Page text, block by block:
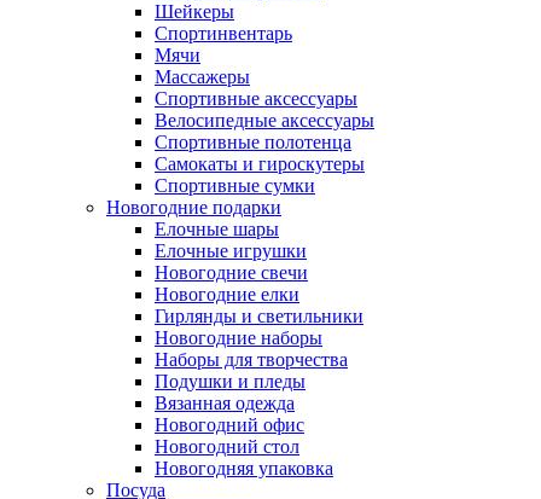
Шейкеры
Спортинвентарь
Мячи
Массажеры
Спортивные аксессуары
Велосипедные аксессуары
Спортивные полотенца
Самокаты и гироскутеры
Спортивные сумки
Новогодние подарки
Елочные шары
Елочные игрушки
Новогодние свечи
Новогодние елки
Гирлянды и светильники
Новогодние наборы
Наборы для творчества
Подушки и пледы
Вязанная одежда
Новогодний офис
Новогодний стол
Новогодняя упаковка
Посуда